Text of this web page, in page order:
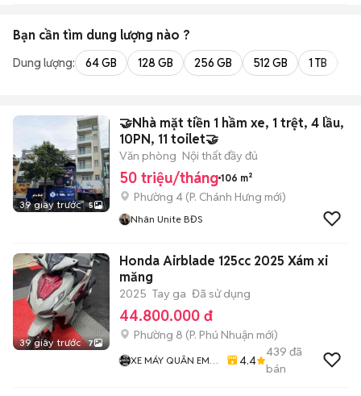
Bạn cần tìm dung lượng nào ?
Dung lượng: 64 GB 128 GB 256 GB 512 GB 1 TB
39 giây trước 5
🤝Nhà mặt tiền 1 hầm xe, 1 trệt, 4 lầu,
10PN, 11 toilet🤝
Văn phòng Nội thất đầy đủ
50 triệu/tháng 106 m²
Phường 4 (P. Chánh Hưng mới)
Nhân Unite BĐS
39 giây trước 7
Honda Airblade 125cc 2025 Xám xi
măng
2025 Tay ga Đã sử dụng
44.800.000 đ
Phường 8 (P. Phú Nhuận mới)
XE MÁY QUÂN EM
4.4
439 đã
bán